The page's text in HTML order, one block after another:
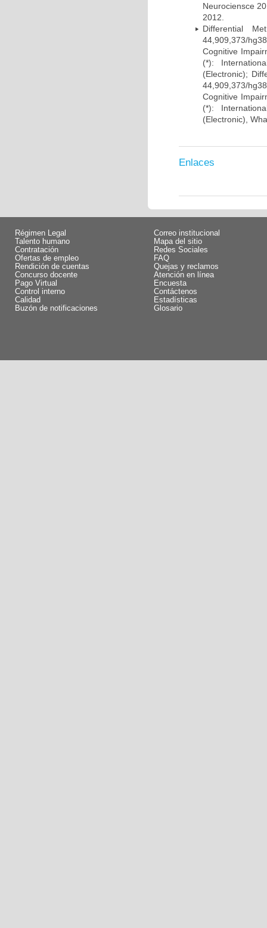
Neurociensce
2012.
Differential
44,909,373/
Cognitive
(*):
(Electronic);
44,909,373/
Cognitive
(*):
(Electronic),
Enlaces
Régimen Legal
Talento humano
Contratación
Ofertas de empleo
Rendición de cuentas
Concurso docente
Pago Virtual
Control interno
Calidad
Buzón de notificaciones
Correo institucional
Mapa del sitio
Redes Sociales
FAQ
Quejas y reclamos
Atención en línea
Encuesta
Contáctenos
Estadísticas
Glosario